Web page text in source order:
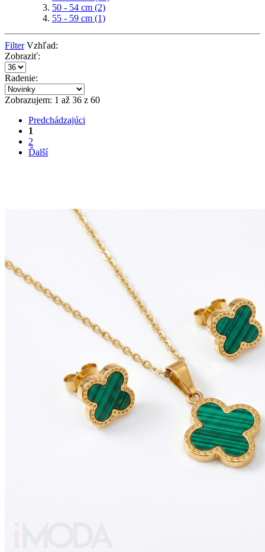
50 - 54 cm (2)
55 - 59 cm (1)
Filter Vzhľad:
Zobraziť:
Radenie:
Zobrazujem: 1 až 36 z 60
Predchádzajúci
1
2
Ďalší